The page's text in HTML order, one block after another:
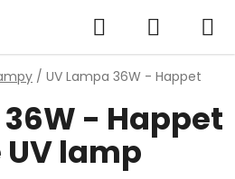
Hledat
KOŠÍK
/ UV Lampa 36W - Happet
- Happet
lamp